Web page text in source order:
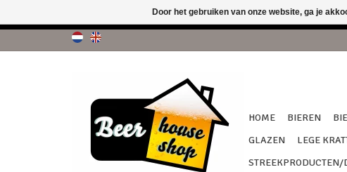
HOME BIEREN
GLAZEN
LEGE
STREEKPRODUCTEN/
Door het gebruiken van onze website, ga je
!!! Geen